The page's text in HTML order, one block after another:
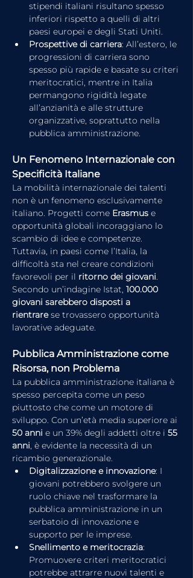
stipendi italiani risultano spesso
inferiori rispetto a quelli di altri
paesi europei e degli Stati Uniti.
Prospettive di carriera: All’estero, le
progressioni di carriera sono
spesso più rapide e basate su criteri
meritocratici, mentre in Italia
permangono rigidità legate
all’anzianità e alle strutture
organizzative, soprattutto nella
pubblica amministrazione.
Un Fenomeno Internazionale con
Specificità Italiane
La mobilità internazionale dei talenti
non è un fenomeno esclusivamente
italiano. Progetti come Erasmus e
opportunità globali incoraggiano lo
scambio di idee e competenze.
Tuttavia, in paesi come l’Italia, la
difficoltà sta nel creare condizioni
favorevoli per il ritorno dei giovani.
Secondo un’indagine Istat, 100.000
giovani sarebbero disposti a
rientrare se trovassero opportunità
lavorative adeguate.
Pubblica Amministrazione come
Risorsa, non Problema
La pubblica amministrazione italiana è
spesso percepita come un peso
piuttosto che come un motore di
sviluppo. Con un’età media superiore ai
50 anni e un 39% degli addetti oltre i 55
anni, è evidente la necessità di un
ricambio generazionale.
Digitalizzazione e innovazione: I
giovani potrebbero svolgere un
ruolo chiave nel trasformare la
pubblica amministrazione in un
serbatoio di innovazione e
supporto per le imprese.
Snellimento e meritocrazia:
Promuovere criteri meritocratici
potrebbe attrarre nuovi talenti e